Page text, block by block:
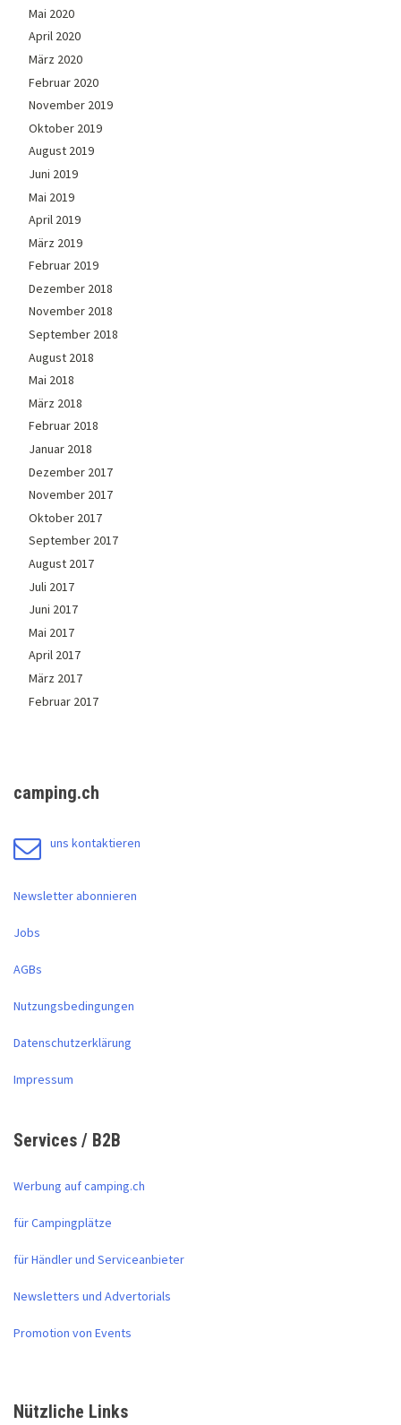
Mai 2020
April 2020
März 2020
Februar 2020
November 2019
Oktober 2019
August 2019
Juni 2019
Mai 2019
April 2019
März 2019
Februar 2019
Dezember 2018
November 2018
September 2018
August 2018
Mai 2018
März 2018
Februar 2018
Januar 2018
Dezember 2017
November 2017
Oktober 2017
September 2017
August 2017
Juli 2017
Juni 2017
Mai 2017
April 2017
März 2017
Februar 2017
camping.ch
uns kontaktieren
Newsletter abonnieren
Jobs
AGBs
Nutzungsbedingungen
Datenschutzerklärung
Impressum
Services / B2B
Werbung auf camping.ch
für Campingplätze
für Händler und Serviceanbieter
Newsletters und Advertorials
Promotion von Events
Nützliche Links